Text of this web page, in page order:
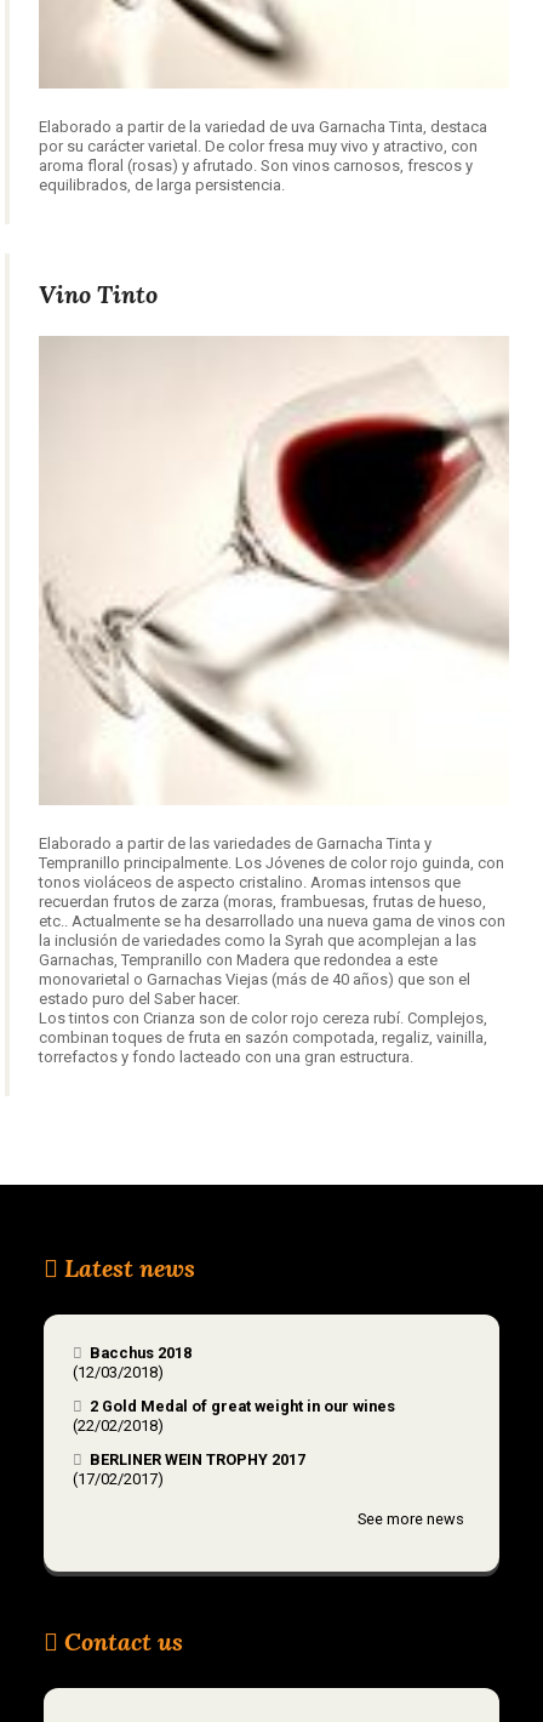
Elaborado a partir de la variedad de uva Garnacha Tinta, destaca
por su carácter varietal. De color fresa muy vivo y atractivo, con
aroma floral (rosas) y afrutado. Son vinos carnosos, frescos y
equilibrados, de larga persistencia.
Vino Tinto
Elaborado a partir de las variedades de Garnacha Tinta y
Tempranillo principalmente. Los Jóvenes de color rojo guinda, con
tonos violáceos de aspecto cristalino. Aromas intensos que
recuerdan frutos de zarza (moras, frambuesas, frutas de hueso,
etc.. Actualmente se ha desarrollado una nueva gama de vinos con
la inclusión de variedades como la Syrah que acomplejan a las
Garnachas, Tempranillo con Madera que redondea a este
monovarietal o Garnachas Viejas (más de 40 años) que son el
estado puro del Saber hacer.
Los tintos con Crianza son de color rojo cereza rubí. Complejos,
combinan toques de fruta en sazón compotada, regaliz, vainilla,
torrefactos y fondo lacteado con una gran estructura.
Latest news
Bacchus 2018
(12/03/2018)
2 Gold Medal of great weight in our wines
(22/02/2018)
BERLINER WEIN TROPHY 2017
(17/02/2017)
See more news
Contact us